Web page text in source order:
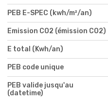
PEB E-SPEC (kwh/m²/an)
Emission CO2 (émission CO2)
E total (Kwh/an)
PEB code unique
PEB valide jusqu'au
(datetime)